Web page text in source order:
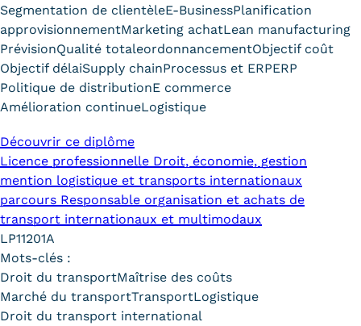
(VAPP)
Infos pratiques
Discrimination/égalité/mixité
Handi'Cnam
Témoignages
Statistiques
FAQ
Téléchargements
Segmentation de clientèleE-BusinessPlanification
approvisionnementMarketing achatLean manufacturing
PrévisionQualité totaleordonnancementObjectif coût
Objectif délaiSupply chainProcessus et ERPERP
Politique de distributionE commerce
Amélioration continueLogistique
Découvrir ce diplôme
Licence professionnelle Droit, économie, gestion
mention logistique et transports internationaux
parcours Responsable organisation et achats de
transport internationaux et multimodaux
LP11201A
Mots-clés :
Droit du transportMaîtrise des coûts
Marché du transportTransportLogistique
Droit du transport international